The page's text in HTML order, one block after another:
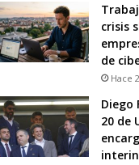
crisis
de
Hace
Diego
20 de